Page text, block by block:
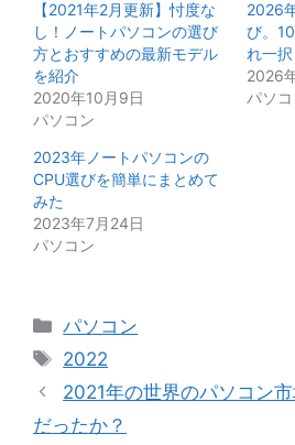
【2021年2月更新】忖度な
し！ノートパソコンの選び
方とおすすめの最新モデル
を紹介
2020年10月9日
パソコン
2026
び。
れ一択
2026
パソ
2023年ノートパソコンの
CPU選びを簡単にまとめて
みた
2023年7月24日
パソコン
カ
テ
リ
ー
パソコン
タ
グ
2022
2021年の世界のパソコン
だったか？